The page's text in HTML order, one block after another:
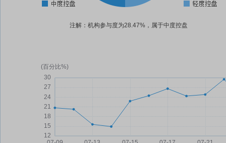
注解：机构参与度为28.47%，属于中度控盘